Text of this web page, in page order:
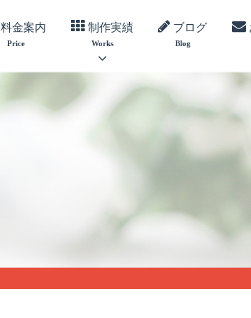
料金案内
Price
制作実績
Works
ブログ
Blog